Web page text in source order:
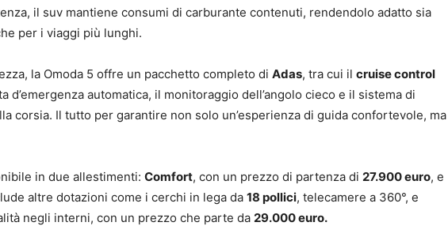
il suv mantiene consumi di carburante contenuti, rendendolo adatto sia
per i viaggi più lunghi.
la Omoda 5 offre un pacchetto completo di Adas, tra cui il cruise control
d’emergenza automatica, il monitoraggio dell’angolo cieco e il sistema di
corsia. Il tutto per garantire non solo un’esperienza di guida confortevole, ma
in due allestimenti: Comfort, con un prezzo di partenza di 27.900 euro, e
altre dotazioni come i cerchi in lega da 18 pollici, telecamere a 360°, e
negli interni, con un prezzo che parte da 29.000 euro.